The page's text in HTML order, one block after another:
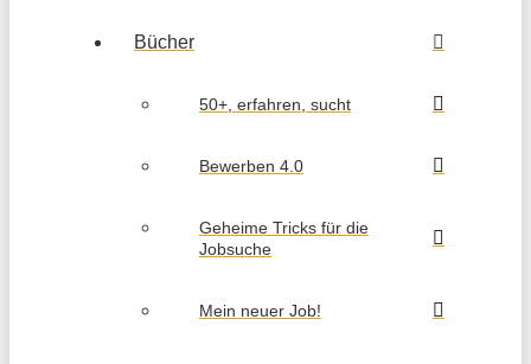
Bücher
50+, erfahren, sucht
Bewerben 4.0
Geheime Tricks für die
Jobsuche
Mein neuer Job!